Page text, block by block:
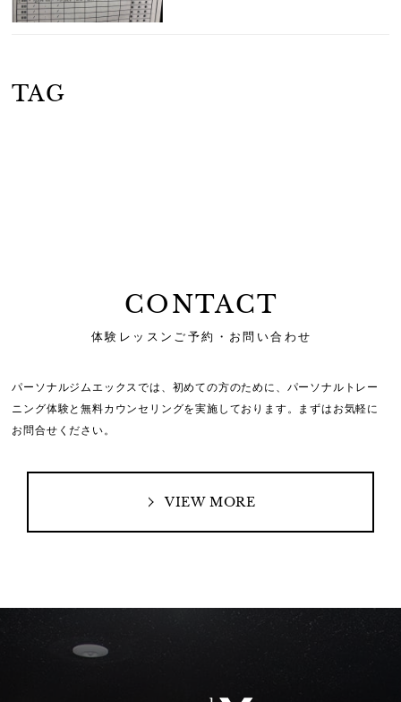
TAG
CONTACT
体験レッスンご予約・お問い合わせ
パーソナルジムエックスでは、初めての方のために、 パーソナルトレー
ニング体験と無料カウンセリングを実施しております。
まずはお気軽に
お問合せください。
VIEW MORE